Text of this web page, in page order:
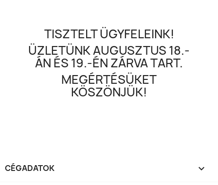
TISZTELT ÜGYFELEINK!
ÜZLETÜNK AUGUSZTUS 18.-
ÁN ÉS 19.-ÉN ZÁRVA TART.
MEGÉRTÉSÜKET
KÖSZÖNJÜK!
CÉGADATOK 